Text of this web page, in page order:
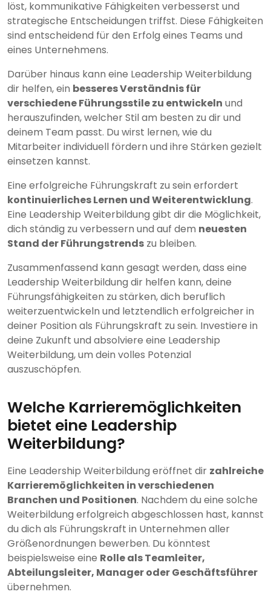
löst, kommunikative Fähigkeiten verbesserst und
strategische Entscheidungen triffst. Diese Fähigkeiten
sind entscheidend für den Erfolg eines Teams und
eines Unternehmens.
Darüber hinaus kann eine Leadership Weiterbildung
dir helfen, ein besseres Verständnis für
verschiedene Führungsstile zu entwickeln und
herauszufinden, welcher Stil am besten zu dir und
deinem Team passt. Du wirst lernen, wie du
Mitarbeiter individuell fördern und ihre Stärken gezielt
einsetzen kannst.
Eine erfolgreiche Führungskraft zu sein erfordert
kontinuierliches Lernen und Weiterentwicklung.
Eine Leadership Weiterbildung gibt dir die Möglichkeit,
dich ständig zu verbessern und auf dem neuesten
Stand der Führungstrends zu bleiben.
Zusammenfassend kann gesagt werden, dass eine
Leadership Weiterbildung dir helfen kann, deine
Führungsfähigkeiten zu stärken, dich beruflich
weiterzuentwickeln und letztendlich erfolgreicher in
deiner Position als Führungskraft zu sein. Investiere in
deine Zukunft und absolviere eine Leadership
Weiterbildung, um dein volles Potenzial
auszuschöpfen.
Welche Karrieremöglichkeiten
bietet eine Leadership
Weiterbildung?
Eine Leadership Weiterbildung eröffnet dir zahlreiche
Karrieremöglichkeiten in verschiedenen
Branchen und Positionen. Nachdem du eine solche
Weiterbildung erfolgreich abgeschlossen hast, kannst
du dich als Führungskraft in Unternehmen aller
Größenordnungen bewerben. Du könntest
beispielsweise eine Rolle als Teamleiter,
Abteilungsleiter, Manager oder Geschäftsführer
übernehmen.